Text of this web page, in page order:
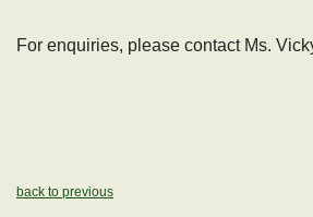
For enquiries, please contact Ms.
back to previous